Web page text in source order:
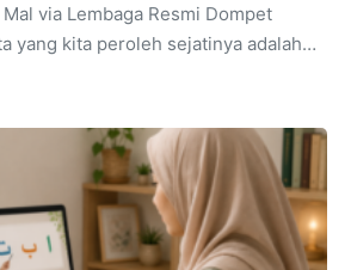
via Lembaga Resmi Dompet
yang kita peroleh sejatinya adalah
Pencipta. Di balik setiap
ujian yang menuntut
kita. Dalam Islam, pentingnya zakat
hingga perintah mendirikannya sering
langsung dengan perintah
Al-Qur’an. Zakat adalah pilar